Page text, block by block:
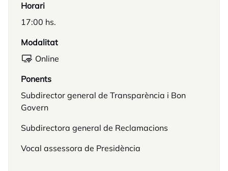
Horari
17:00 hs.
Modalitat
Online
Ponents
Subdirector general de Transparència i Bon
Govern
Subdirectora general de Reclamacions
Vocal assessora de Presidència